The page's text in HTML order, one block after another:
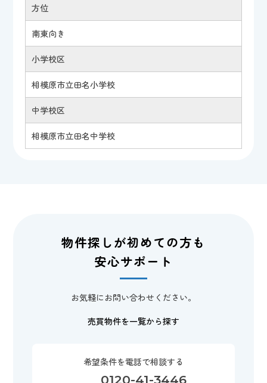
方位
南東向き
小学校区
相模原市立田名小学校
中学校区
相模原市立田名中学校
物件探しが初めての方も
安心サポート
お気軽にお問い合わせください。
売買物件を一覧から探す
希望条件を電話で相談する
0120-41-3446